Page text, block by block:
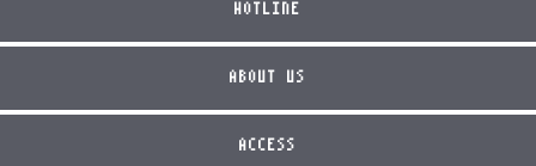
HOTLINE
ABOUT US
ACCESS